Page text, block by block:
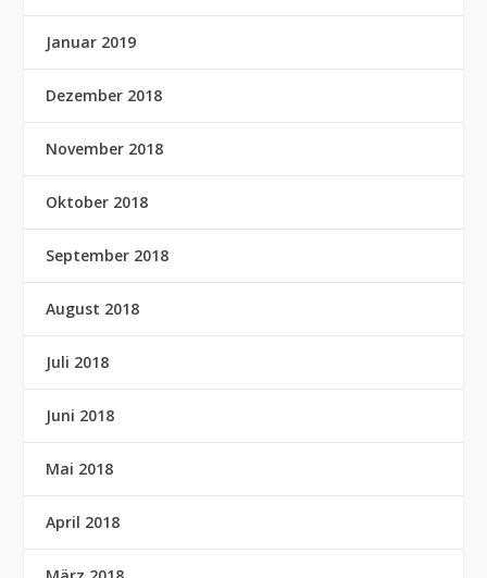
Januar 2019
Dezember 2018
November 2018
Oktober 2018
September 2018
August 2018
Juli 2018
Juni 2018
Mai 2018
April 2018